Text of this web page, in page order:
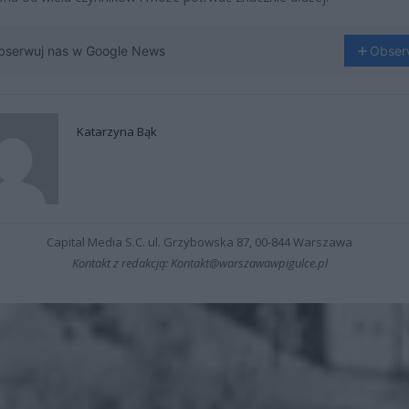
nas w Google News
Katarzyna Bąk
Capital Media S.C. ul. Grzybowska 87, 00-844 Warszawa
Kontakt z redakcją: Kontakt@warszawawpigulce.pl